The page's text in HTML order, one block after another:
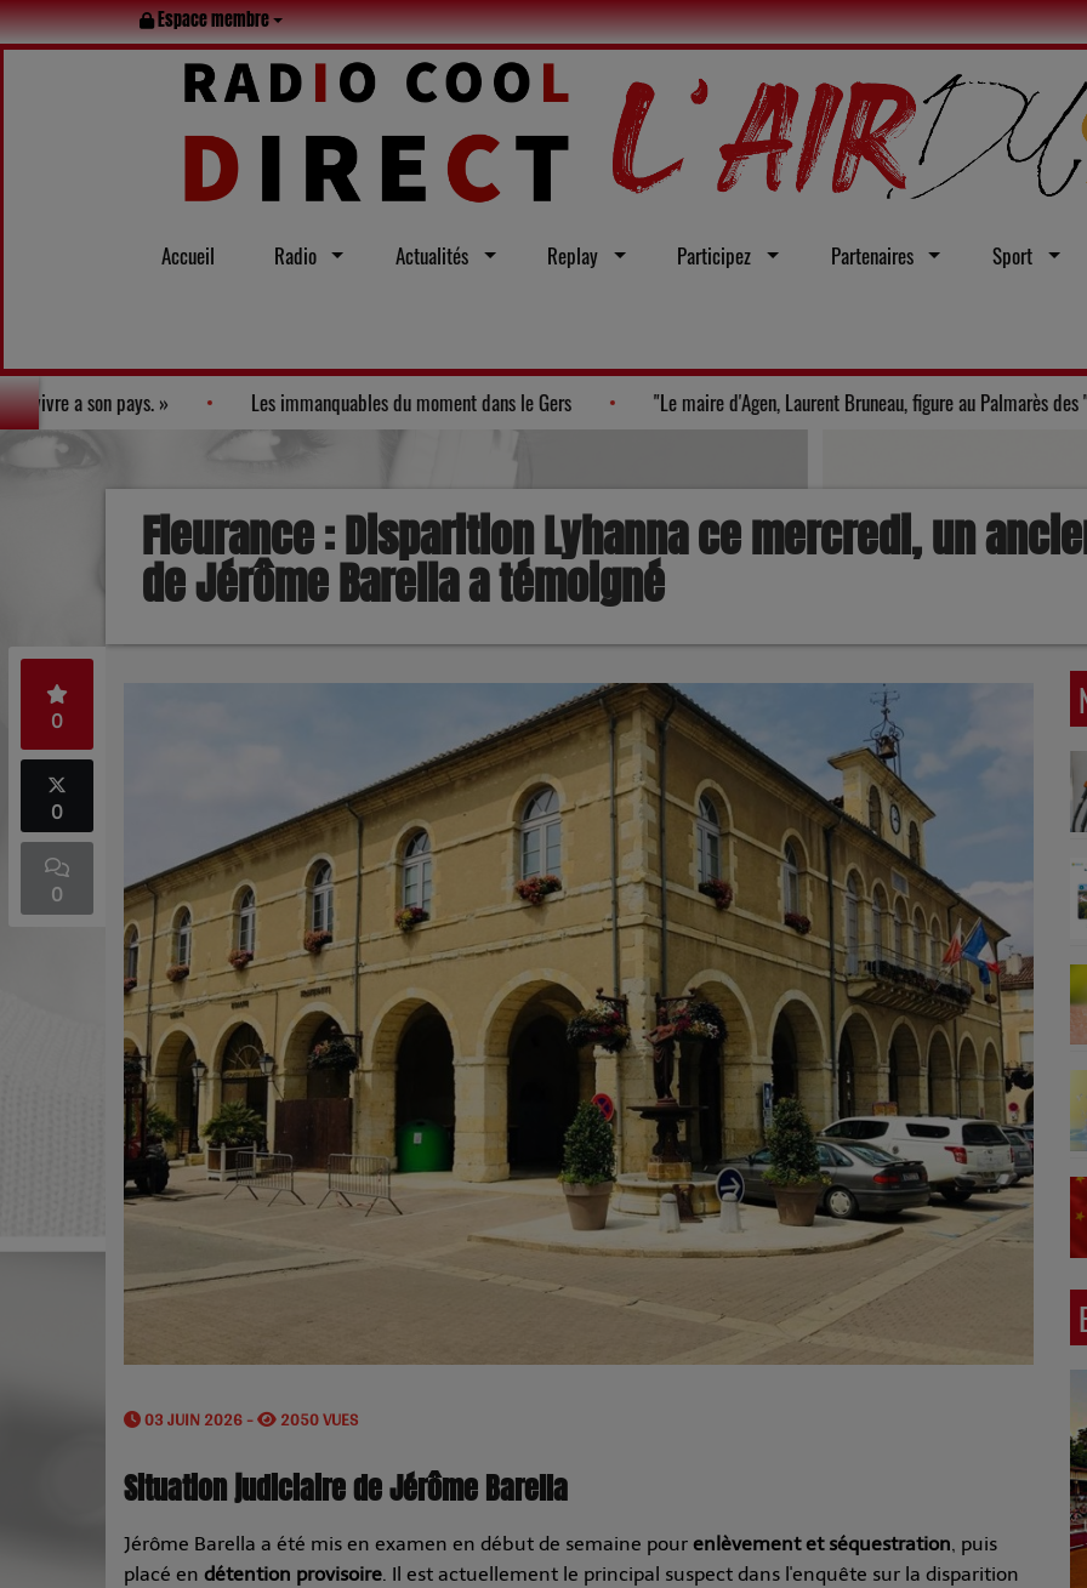
Espace membre
Accueil Radio Actualités Replay Participez Partenaires Sport
vous en Albret : la douceur de vivre a son pays. » Les immanquables du moment dans le Gers "Le maire d'Agen, Laurent
Fleurance : Disparition Lyhanna ce mercredi, un
de Jérôme Barella a témoigné
0
0
0
03 JUIN 2026 - 2050 VUES
Situation judiciaire de Jérôme Barella
Jérôme Barella a été mis en examen en début de semaine pour enlèvement et séquestration, puis
placé en détention provisoire. Il est actuellement le principal suspect dans l'enquête sur la disparition